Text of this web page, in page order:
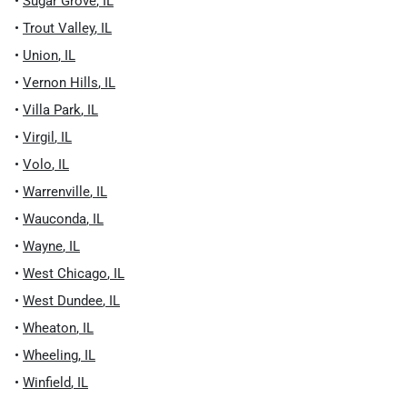
• Trout Valley, IL
• Union, IL
• Vernon Hills, IL
• Villa Park, IL
• Virgil , IL
• Volo, IL
• Warrenville, IL
• Wauconda, IL
• Wayne, IL
• West Chicago, IL
• West Dundee, IL
• Wheaton, IL
• Wheeling, IL
• Winfield, IL